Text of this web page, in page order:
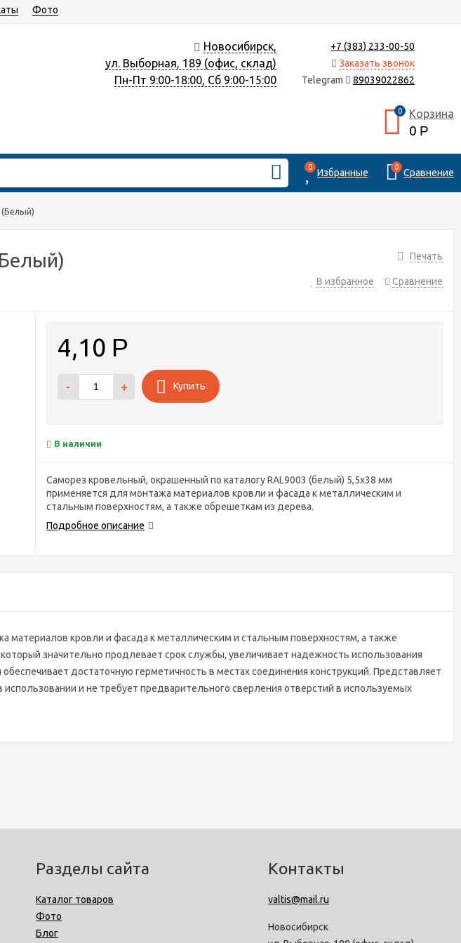
Фото
Новосибирск,
ул. Выборная, 189 (офис, склад)
Пн-Пт 9:00-18:00, Сб 9:00-15:00
+7 (383) 233-00-50
Заказать звонок
Telegram
89039022862
0 Корзина
0 Р
0 Избранные 0 Сравнение
Печать
В избранное Сравнение
4,10 Р
- + Купить
В наличии
​Саморез кровельный, окрашенный по каталогу RAL9003 (белый) 5,5х38 мм
применяется для монтажа материалов кровли и фасада к металлическим и
стальным поверхностям, а также обрешеткам из дерева.
Подробное описание
материалов кровли и фасада к металлическим и стальным поверхностям, а также
значительно продлевает срок службы, увеличивает надежность использования
достаточную герметичность в местах соединения конструкций. Представляет
и не требует предварительного сверления отверстий в используемых
Разделы сайта
Каталог товаров
Фото
Блог
Контакты
valtis@mail.ru
Новосибирск